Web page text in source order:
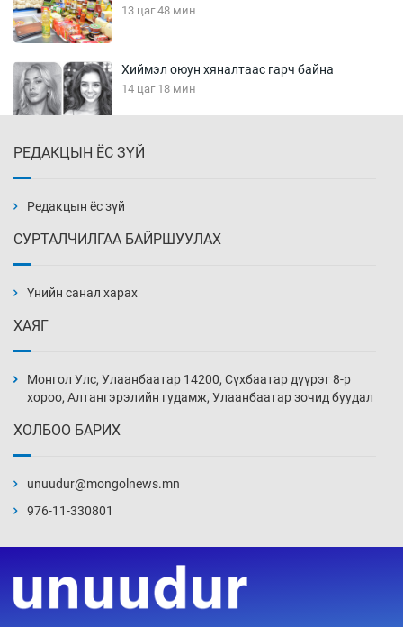
13 цаг 48 мин
Хиймэл оюун хяналтаас гарч байна
14 цаг 18 мин
14 цаг 48 мин
нэмэгджээ
15 цаг 18 мин
15 цаг 48 мин
16 цаг 18 мин
РЕДАКЦЫН ЁС ЗҮЙ
Редакцын ёс зүй
СУРТАЛЧИЛГАА БАЙРШУУЛАХ
Үнийн санал харах
ХАЯГ
Монгол Улс, Улаанбаатар 14200, Сүхбаатар дүүрэг 8-р
хороо, Алтангэрэлийн гудамж, Улаанбаатар зочид буудал
ХОЛБОО БАРИХ
unuudur@mongolnews.mn
976-11-330801